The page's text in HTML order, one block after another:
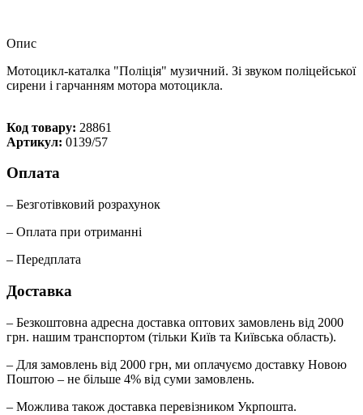
Опис
Мотоцикл-каталка "Поліція" музичний. Зі звуком поліцейської
сирени і гарчанням мотора мотоцикла.
Код товару: 28861
Артикул: 0139/57
Оплата
– Безготівковий розрахунок
– Оплата при отриманні
– Передплата
Доставка
– Безкоштовна адресна доставка оптових замовлень від 2000
грн. нашим транспортом (тільки Київ та Київська область).
– Для замовлень від 2000 грн, ми оплачуємо доставку Новою
Поштою – не більше 4% від суми замовлень.
– Можлива також доставка перевізником Укрпошта.